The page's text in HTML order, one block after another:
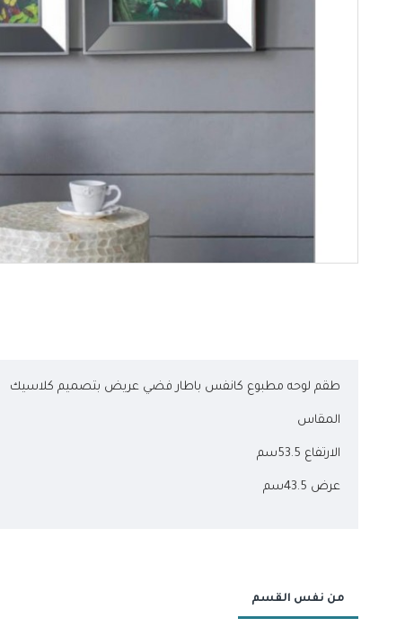
طقم لوحه مطبوع كانفس باطار فضي عريض بتصميم كلاسيك
المقاس
الارتفاع 53.5سم
عرض 43.5سم
من نفس القسم